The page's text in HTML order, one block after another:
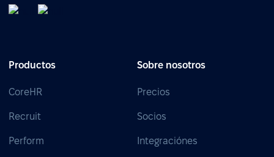
Productos
CoreHR
Recruit
Perform
Sobre nosotros
Precios
Socios
Integraciónes